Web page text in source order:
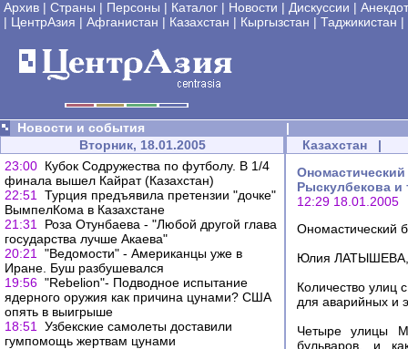
Архив | Страны | Персоны | Каталог | Новости | Дискуссии |
| ЦентрАзия | Афганистан | Казахстан | Кыргызстан | Таджикистан |
Новости и события
|
Вторник, 18.01.2005
23:00 Кубок Содружества по футболу. В 1/4
финала вышел Кайрат (Казахстан)
22:51
Турция предъявила претензии "дочке"
ВымпелКома в Казахстане
21:31
Роза Отунбаева - "Любой другой глава
государства лучше Акаева"
20:21
"Ведомости" - Американцы уже в
Иране. Буш разбушевался
19:56 "Rebelion"- Подводное испытание
ядерного оружия как причина цунами? США
опять в выигрыше
18:51
Узбекские самолеты доставили
гумпомощь жертвам цунами
Казахстан |
Рыскулбекова и
12:29 18.01.2005
Ономастический
Юлия ЛАТЫШЕВА,
Количество улиц
для аварийных и
Четыре улицы
бульваров, и